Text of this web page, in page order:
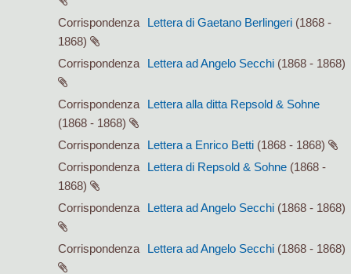
Corrispondenza Lettera di Gaetano Berlingeri (1868 -
1868)
Corrispondenza
Lettera ad Angelo Secchi (1868 - 1868)
Corrispondenza
Lettera alla ditta Repsold & Sohne
(1868 - 1868)
Corrispondenza
Lettera a Enrico Betti (1868 - 1868)
Corrispondenza
Lettera di Repsold & Sohne (1868 -
1868)
Corrispondenza
Lettera ad Angelo Secchi (1868 - 1868)
Corrispondenza Lettera ad Angelo Secchi (1868 - 1868)